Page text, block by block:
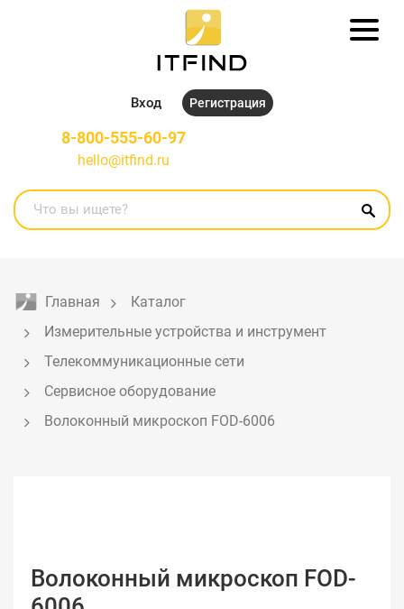
Вход Регистрация
8-800-555-60-97
hello@itfind.ru
Главная
Каталог
Измерительные устройства и инструмент
Телекоммуникационные сети
Сервисное оборудование
Волоконный микроскоп FOD-6006
Волоконный микроскоп FOD-